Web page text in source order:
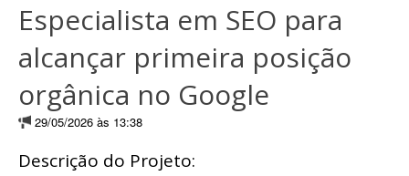
Especialista em SEO para
alcançar primeira posição
orgânica no Google
29/05/2026 às 13:38
Descrição do Projeto: